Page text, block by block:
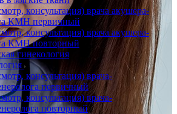
консультация) врача акушера-
КМН первичный
консультация) врача акушера-
КМН повторный
гинекология
консультация) врача-
первичный
консультация) врача-
повторный